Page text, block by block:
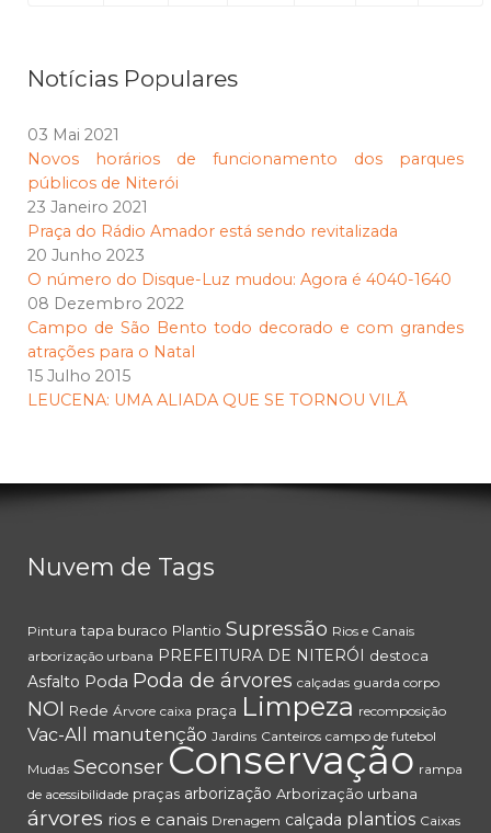
Notícias Populares
03 Mai 2021
Novos horários de funcionamento dos parques
públicos de Niterói
23 Janeiro 2021
Praça do Rádio Amador está sendo revitalizada
20 Junho 2023
O número do Disque-Luz mudou: Agora é 4040-1640
08 Dezembro 2022
Campo de São Bento todo decorado e com grandes
atrações para o Natal
15 Julho 2015
LEUCENA: UMA ALIADA QUE SE TORNOU VILÃ
Nuvem de Tags
Pintura tapa buraco Plantio Supressão Rios e Canais
arborização urbana PREFEITURA DE NITERÓI destoca
Asfalto Poda Poda de árvores calçadas guarda corpo
NOI Rede Árvore caixa praça Limpeza recomposição
Vac-All manutenção Jardins Canteiros campo de futebol
Mudas Seconser Conservação rampa
de acessibilidade praças arborização Arborização urbana
árvores rios e canais Drenagem calçada plantios Caixas